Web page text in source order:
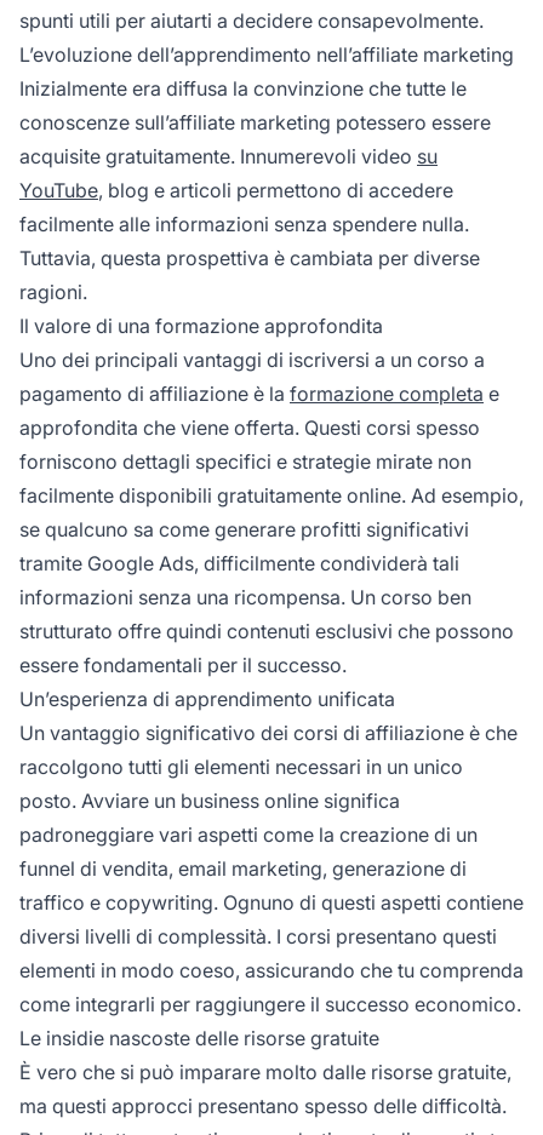
spunti utili per aiutarti a decidere consapevolmente.
L’evoluzione dell’apprendimento nell’affiliate marketing
Inizialmente era diffusa la convinzione che tutte le
conoscenze sull’affiliate marketing potessero essere
acquisite gratuitamente. Innumerevoli video su
YouTube, blog e articoli permettono di accedere
facilmente alle informazioni senza spendere nulla.
Tuttavia, questa prospettiva è cambiata per diverse
ragioni.
Il valore di una formazione approfondita
Uno dei principali vantaggi di iscriversi a un corso a
pagamento di affiliazione è la formazione completa e
approfondita che viene offerta. Questi corsi spesso
forniscono dettagli specifici e strategie mirate non
facilmente disponibili gratuitamente online. Ad esempio,
se qualcuno sa come generare profitti significativi
tramite Google Ads, difficilmente condividerà tali
informazioni senza una ricompensa. Un corso ben
strutturato offre quindi contenuti esclusivi che possono
essere fondamentali per il successo.
Un’esperienza di apprendimento unificata
Un vantaggio significativo dei corsi di affiliazione è che
raccolgono tutti gli elementi necessari in un unico
posto. Avviare un business online significa
padroneggiare vari aspetti come la creazione di un
funnel di vendita, email marketing, generazione di
traffico e copywriting. Ognuno di questi aspetti contiene
diversi livelli di complessità. I corsi presentano questi
elementi in modo coeso, assicurando che tu comprenda
come integrarli per raggiungere il successo economico.
Le insidie nascoste delle risorse gratuite
È vero che si può imparare molto dalle risorse gratuite,
ma questi approcci presentano spesso delle difficoltà.